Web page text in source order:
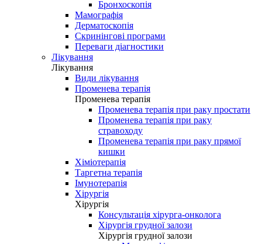
Бронхоскопія
Мамографія
Дерматоскопія
Скринінгові програми
Переваги діагностики
Лікування
Лікування
Види лікування
Променева терапія
Променева терапія
Променева терапія при раку простати
Променева терапія при раку
стравоходу
Променева терапія при раку прямої
кишки
Хіміотерапія
Таргетна терапія
Імунотерапія
Хірургія
Хірургія
Консультація хірурга-онколога
Хірургія грудної залози
Хірургія грудної залози